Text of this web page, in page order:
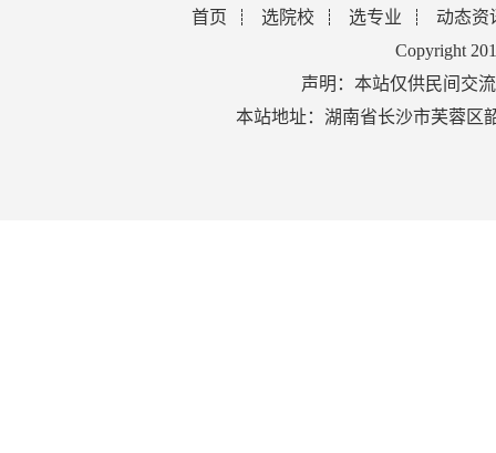
首页 选院校 选专业
动态资
Copyright
声明：本站仅供民间交
本站地址：湖南省长沙市芙蓉区